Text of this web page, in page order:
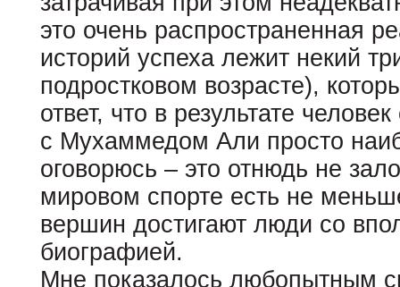
это очень распространенная
историй успеха лежит некий
подростковом возрасте),
ответ, что в результате
с Мухаммедом Али просто
оговорюсь – это отнюдь не
мировом спорте есть не
вершин достигают люди со
биографией.
Мне показалось любопытным